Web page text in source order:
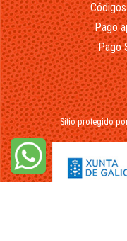
Pago
Pago
Sitio protegido